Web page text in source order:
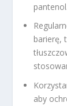
pantenol.
barierę,
aby